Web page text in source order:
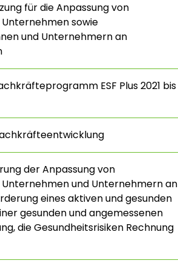
für die Anpassung von
sowie
und Unternehmern an
ESF Plus 2021 bis
der Anpassung von
und Unternehmern an
eines aktiven und gesunden
gesunden und angemessenen
die Gesundheitsrisiken Rechnung